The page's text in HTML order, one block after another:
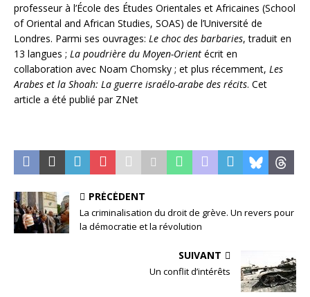
professeur à l’École des Études Orientales et Africaines (School
of Oriental and African Studies, SOAS) de l’Université de
Londres. Parmi ses ouvrages: Le choc des barbaries, traduit en
13 langues ; La poudrière du Moyen-Orient écrit en
collaboration avec Noam Chomsky ; et plus récemment, Les
Arabes et la Shoah: La guerre israélo-arabe des récits. Cet
article a été publié par ZNet
PRÉCÉDENT
La criminalisation du droit de grève. Un revers pour
la démocratie et la révolution
SUIVANT
Un conflit d’intérêts